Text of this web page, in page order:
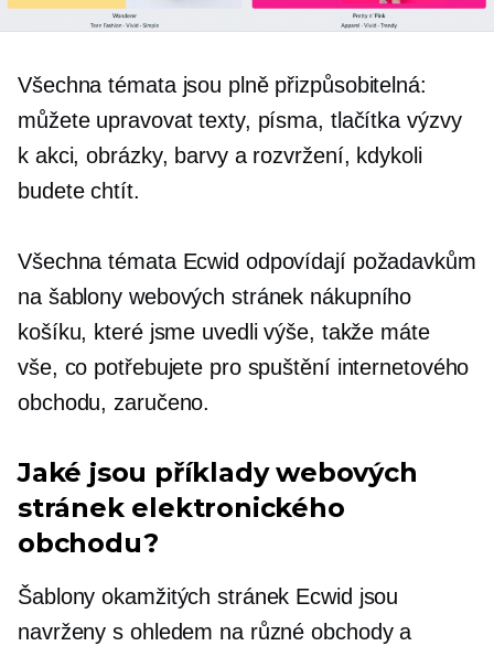
Všechna témata jsou plně přizpůsobitelná:
můžete upravovat texty, písma, tlačítka výzvy
k akci, obrázky, barvy a rozvržení, kdykoli
budete chtít.
Všechna témata Ecwid odpovídají požadavkům
na šablony webových stránek nákupního
košíku, které jsme uvedli výše, takže máte
vše, co potřebujete pro spuštění internetového
obchodu, zaručeno.
Jaké jsou příklady webových
stránek elektronického
obchodu?
Šablony okamžitých stránek Ecwid jsou
navrženy s ohledem na různé obchody a